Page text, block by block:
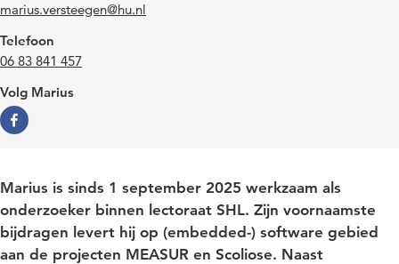
marius.versteegen@hu.nl
Telefoon
06 83 841 457
Volg Marius
Marius is sinds 1 september 2025 werkzaam als
onderzoeker binnen lectoraat SHL. Zijn voornaamste
bijdragen levert hij op (embedded-) software gebied
aan de projecten MEASUR en Scoliose. Naast